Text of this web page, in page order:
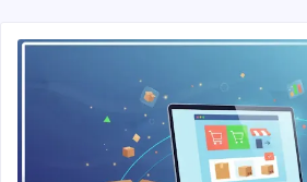
قراءة المزيد عن التجارة الإلكترونية من